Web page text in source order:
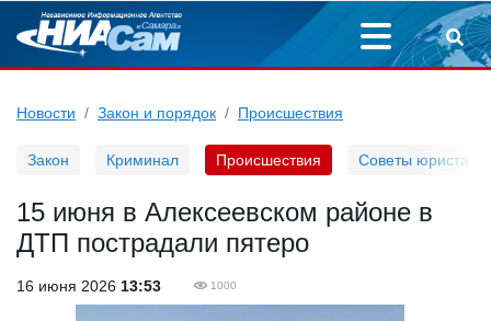
Новости Закон и порядок Происшествия
Закон Криминал Происшествия Советы юриста
15 июня в Алексеевском районе в
ДТП пострадали пятеро
16 июня 2026 13:53 1000